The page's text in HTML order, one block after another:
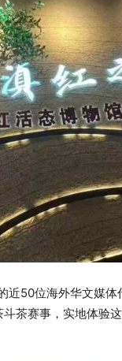
50位海外华文媒
茶赛事，实地体验